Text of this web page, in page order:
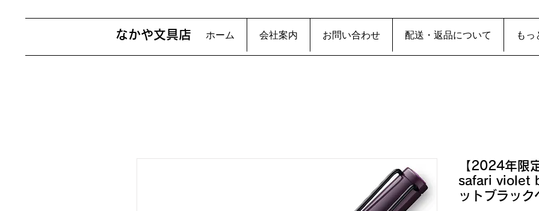
ホーム 会社案内 お問い合わせ 配送・返品について もっ
​なかや文具店
【2024年限
safari violet
ットブラッ